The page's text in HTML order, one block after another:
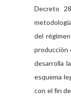
Decreto
del
producción
desarrolla
esquema
con el fin